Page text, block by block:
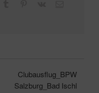
Clubausflug_BPW
Salzburg_Bad Ischl